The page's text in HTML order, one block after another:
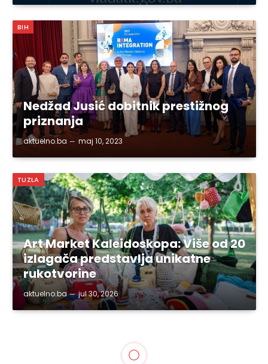
BIH
Nedžad Jusić dobitnik prestižnog
priznanja
aktuelno.ba maj 10, 2023
TUZLA
Art Market Kaleidoskopa: Više od 20
izlagača predstavlja unikatne
rukotvorine
aktuelno.ba jul 30, 2026